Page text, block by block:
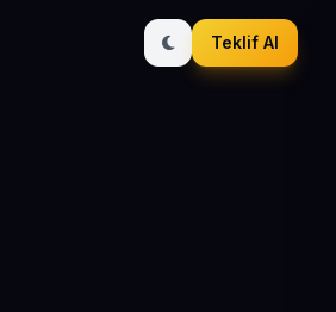
Teklif Al